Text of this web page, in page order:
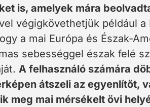
is, amelyek mára
végigkövethetjük például a
a mai Európa és Észak-
sebességgel észak felé
A felhasználó számára
átszeli az egyenlítőt,
meg mai mérsékelt övi